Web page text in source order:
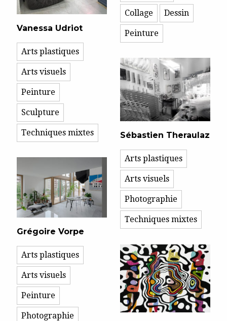
Collage Dessin
Peinture
Vanessa Udriot
Arts plastiques
Arts visuels
Peinture
Sculpture
Techniques mixtes Sébastien Theraulaz
Arts plastiques
Arts visuels
Photographie
Techniques mixtes
Grégoire Vorpe
Arts plastiques
Arts visuels
Peinture
Photographie